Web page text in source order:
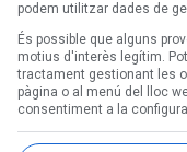
podem utilitzar dades de
És possible que alguns
motius d'interès legítim.
tractament gestionant les
pàgina o al menú del lloc
consentiment a la